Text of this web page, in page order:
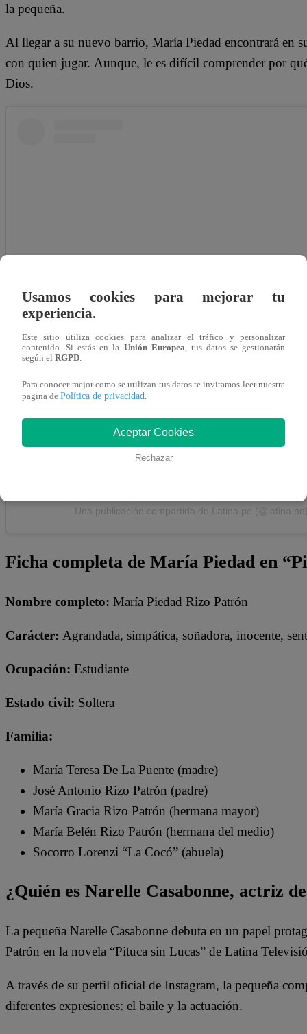
la pequeña.
Al llegar a su nuevo barrio, María Piedad encontrará en
con quien jugar. Aunque, le es difícil comprender por
Dios.
Ver esta publicación en Instagram
Una publicación compartida de Latina.pe
Ficha completa de María Piedad en
Nombre completo: María Piedad Rizo Patrón
Carácter: Agrandada, simpática, soñadora, inocente,
Ocupación: Estudiante
Estado civil: Soltera
Familia:
María Teresa De La Puente (madre)
José Antonio Rizo Patrón (padre)
María Gracia Rizo Patrón (hermana mayor)
María Belén Rizo Patrón (hermana del medio)
Socorro Lorenzi “La Cocó” (abuela)
¿Quién es Narelle Casabonne, actriz
La pequeña Narelle Casabonne debuta en un papel
Patrón en la novela “Pituca sin Lucas” de Latina
A través de su perfil oficial de Instagram, la pequeña
diferentes expresiones: el baile y la actuación.
Usamos cookies para mejorar tu
experiencia.
Este sitio utiliza cookies para analizar el tráfico y personalizar
contenido. Si estás en la Unión Europea, tus datos se gestionarán
según el RGPD.
Para conocer mejor como se utilizan tus datos te invitamos leer nuestra
pagina de Política de privacidad.
Aceptar Cookies
Rechazar